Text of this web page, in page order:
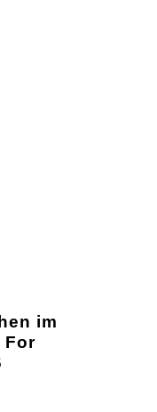
im
For